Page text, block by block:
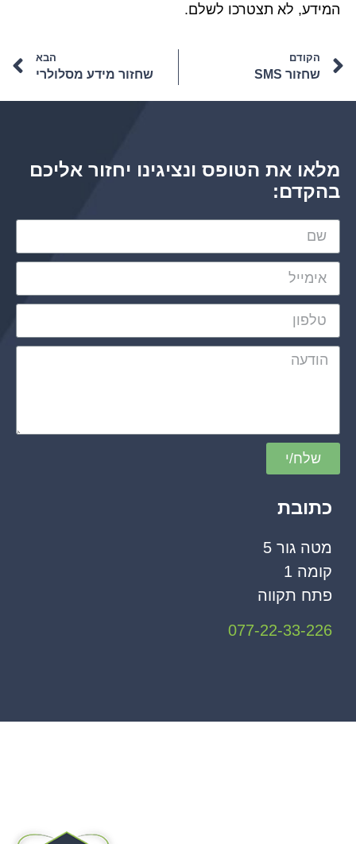
המידע, לא תצטרכו לשלם.
הקודם
שחזור SMS
הבא
שחזור מידע מסלולרי
מלאו את הטופס ונציגינו יחזור אליכם
בהקדם:
שלח/י
כתובת
מטה גור 5
קומה 1
פתח תקווה
077-22-33-226